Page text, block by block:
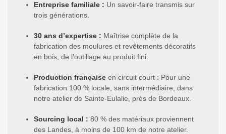
Entreprise familiale : Un savoir-faire transmis sur
trois générations.
30 ans d’expertise : Maîtrise complète de la
fabrication des moulures et revêtements décoratifs
en bois, de l’outillage au produit fini.
Production française en circuit court : Pour une
fabrication 100 % locale, sans intermédiaire, dans
notre atelier de Sainte-Eulalie, près de Bordeaux.
Sourcing local : 80 % des matériaux proviennent
des Landes, à moins de 100 km de notre atelier.